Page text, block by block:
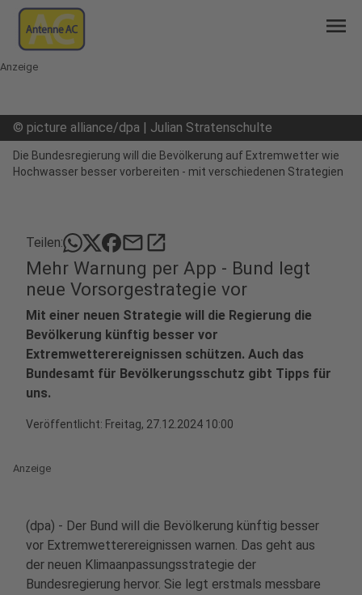
menu
Anzeige
© picture alliance/dpa | Julian Stratenschulte
Die Bundesregierung will die Bevölkerung auf Extremwetter wie
Hochwasser besser vorbereiten - mit verschiedenen Strategien
Teilen: mailopen_in_new
Mehr Warnung per App - Bund legt
neue Vorsorgestrategie vor
Mit einer neuen Strategie will die Regierung die
Bevölkerung künftig besser vor
Extremwetterereignissen schützen. Auch das
Bundesamt für Bevölkerungsschutz gibt Tipps für
uns.
Veröffentlicht: Freitag, 27.12.2024 10:00
Anzeige
(dpa) - Der Bund will die Bevölkerung künftig besser
vor Extremwetterereignissen warnen. Das geht aus
der neuen Klimaanpassungsstrategie der
Bundesregierung hervor. Sie legt erstmals messbare